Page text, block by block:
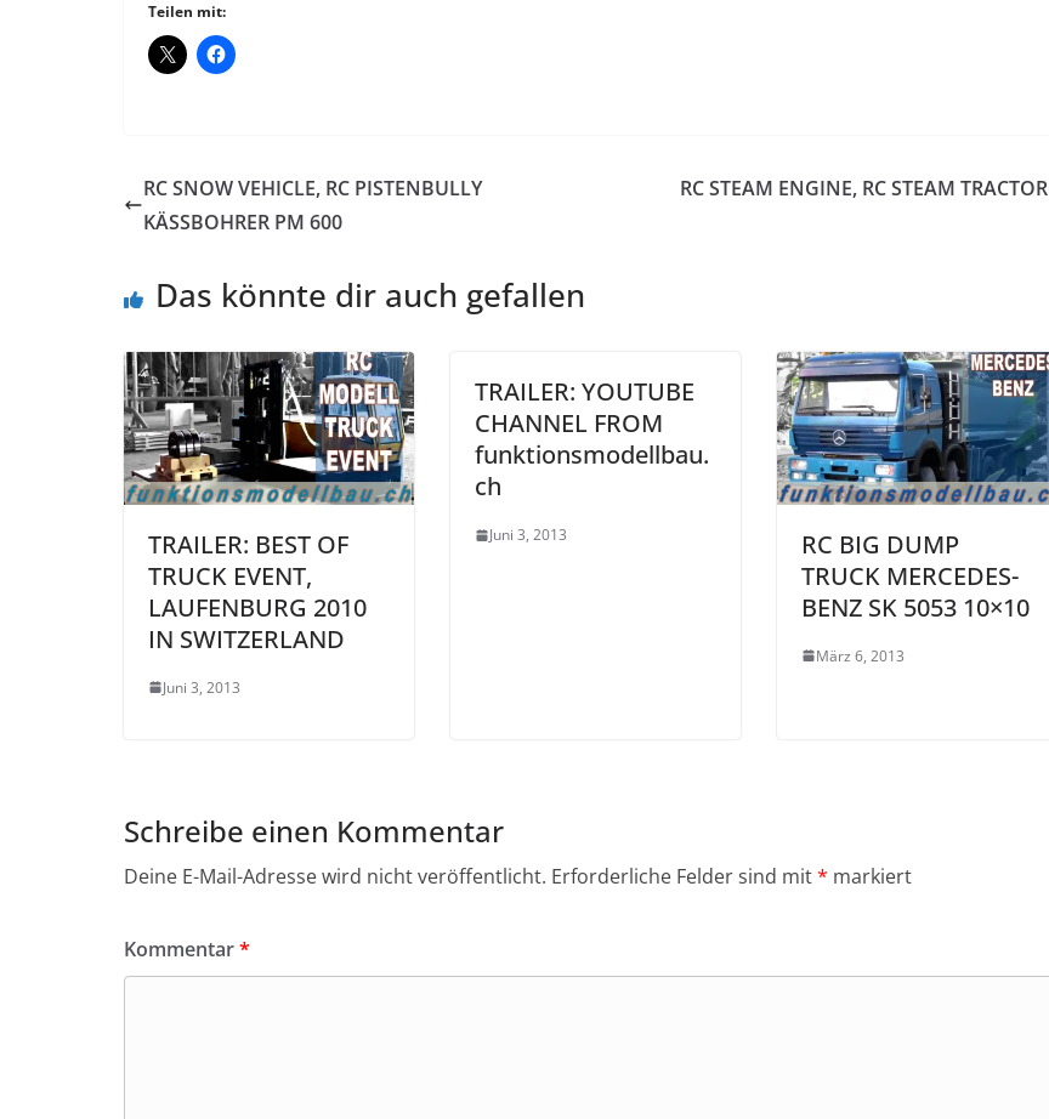
Teilen mit:
RC SNOW VEHICLE, RC PISTENBULLY
KÄSSBOHRER PM 600
RC STEAM ENGINE, RC STEAM TRACTOR
Das könnte dir auch gefallen
TRAILER: BEST OF
TRUCK EVENT,
LAUFENBURG 2010
IN SWITZERLAND
Juni 3, 2013
TRAILER: YOUTUBE
CHANNEL FROM
funktionsmodellbau.
ch
Juni 3, 2013
RC BIG DUMP
TRUCK MERCEDES-
BENZ SK 5053 10×10
März 6, 2013
Schreibe einen Kommentar
Deine E-Mail-Adresse wird nicht veröffentlicht. Erforderliche Felder sind mit* markiert
Kommentar*